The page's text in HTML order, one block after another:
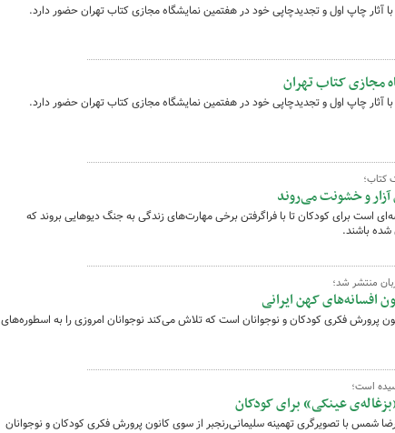
آثار چاپ اول و تجدیدچاپی خود در هفتمین نمایشگاه مجازی کتاب تهران حضور دارد.
مجازی کتاب تهران
آثار چاپ اول و تجدیدچاپی خود در هفتمین نمایشگاه مجازی کتاب تهران حضور دارد.
کتاب؛
و خشونت می‌روند
است برای کودکان تا با فراگرفتن برخی مهارت‌های زندگی به جنگ دیوهایی بروند که
باشند.
منتشر شد؛
افسانه‌های کهن ایرانی
پرورش فکری کودکان و نوجوانان است که تلاش می‌کند نوجوانان امروزی را به اسطوره‌های
است؛
عینکی» برای کودکان
شمس با تصویرگری تهمینه سلیمانی‌رنجبر از سوی کانون پرورش فکری کودکان و نوجوانان